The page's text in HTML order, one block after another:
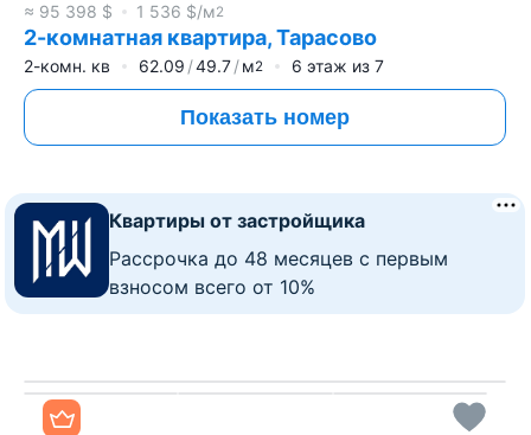
≈ 95 398 $ 1 536 $/м2
2-комнатная квартира, Тарасово
2-комн. кв 62.09 49.7 м2 6 этаж из 7
Показать номер
Все фото
Квартиры от застройщика
Рассрочка до 48 месяцев с первым
взносом всего от 10%